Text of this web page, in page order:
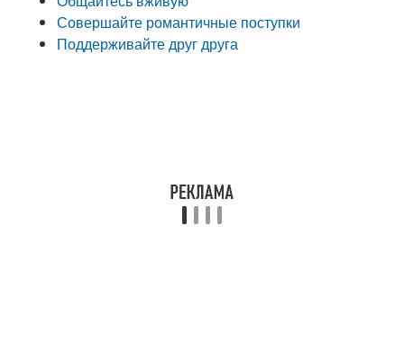
Совершайте романтичные поступки
Поддерживайте друг друга